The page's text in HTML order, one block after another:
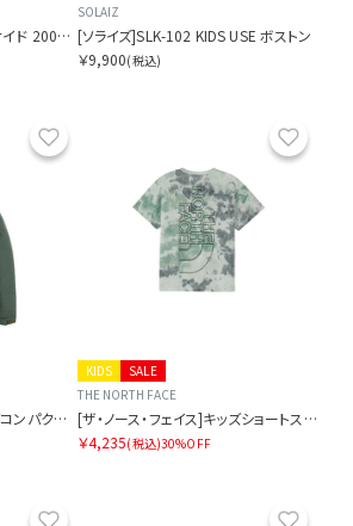
[ハイドロフラスク]コートサイド 200ミリリットル マイクロ ハイドロ ローズヒップピンク
SOLAIZ
[ソライズ]SLK-102 KIDS USE ボストン
￥9,900(税込)
お気に入り
[ザ・ノース・フェイス]キッズコンパクトジャケット
SALE
KIDS
THE NORTH FACE
[ザ・ノース・フェイス]キッズショートスリーブノベルティビッグルートティー
￥4,235(税込)30%OFF
お気に入り